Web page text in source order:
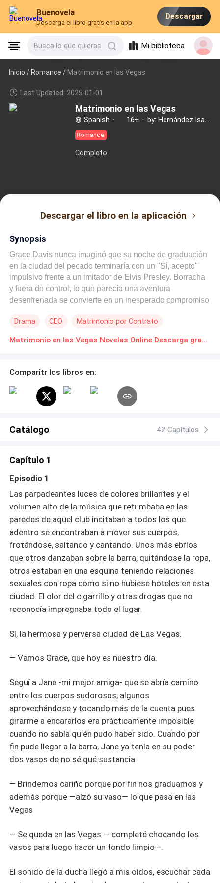
Buenovela
Descarga el libro gratis en la app
Descargar
Busca lo que quieras Mi biblioteca
Inicio /Romance / Matrimonio en las Vegas
Last Updated: 2025-01-01
Matrimonio en las Vegas
Spanish · 16+ ·
Romance
Completo
Descargar el libro en la aplicación
Synopsis
Grace Davis nunca imaginó que su noche de graduación
en la ciudad del pecado terminaría con un "Sí, acepto"
impulsivo frente a un imitador de Elvis Presley. Borracha
y fuera de control, lo que parecía una aventura
desenfrenada se convierte en un inesperado compromiso
atractivo como exasperante. Cuando descubre que
permanente en Estados Unidos, Grace se ve atrapada en
exponerlos ante inmigración. Entre malentendidos,
juegos de poder y un inesperado acercamiento
emocional, Grace y James deberán fingir ser la pareja
perfecta mientras intentan evitar que los descubran. Pero,
historia de amor verdadera? Llena de humor, giros
inesperados y momentos románticos, Matrimonio en Las
suspirar y desear saber qué pasará en la próxima página.
desastre en algo mágico!
Drama CEO Matrimonio por Contrato
Matrimonio en las Vegas Novelas Online Descarga gratuita de PDF
Comparitr los libros en:
Catálogo 42 Capítulos
Capítulo 1
Episodio 1
Las parpadeantes luces de colores brillantes y el
volumen alto de la música que retumbaba en las
paredes de aquel club incitaban a todos los que
adentro se encontraban a mover sus cuerpos,
frotándose, saltando y cantando. Unos más ebrios
que otros danzaban sobre la barra, quitándose la ropa,
otros estaban en una esquina teniendo relaciones
sexuales con ropa como si no hubiese hoteles en esta
ciudad. El olor del cigarrillo y otras drogas que no
reconocía impregnaba todo el lugar.
Sí, la hermosa y perversa ciudad de Las Vegas.
— Vamos Grace, que hoy es nuestro día.
Seguí a Jane -mi mejor amiga- que se abría camino
entre los cuerpos sudorosos, algunos
aprovechándose y tocando más de la cuenta pues
girarme a encararlos era prácticamente imposible
cuando no sabía quién pudo haber sido. Cuando por
fin pude llegar a la barra, Jane ya tenía en su poder
dos vasos de no sé qué sustancia.
— Brindemos cariño porque por fin nos graduamos y
además porque —alzó su vaso— lo que pasa en las
Vegas
— Se queda en las Vegas — completé chocando los
vasos para luego hacer un fondo limpio—.
El sonido de la ducha llegó a mis oídos, escuchar cada